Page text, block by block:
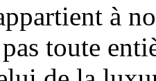
à
toute